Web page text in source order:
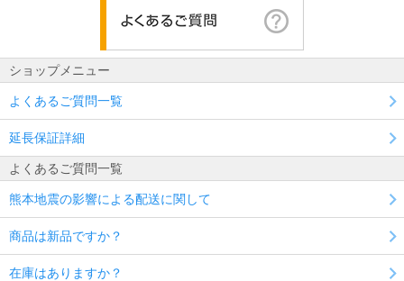
ショップメニュー
よくあるご質問一覧
延長保証詳細
よくあるご質問一覧
熊本地震の影響による配送に関して
商品は新品ですか？
在庫はありますか？